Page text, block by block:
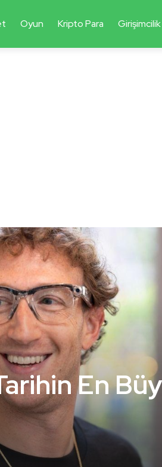
Oyun Kripto Para Girişimcilik
En